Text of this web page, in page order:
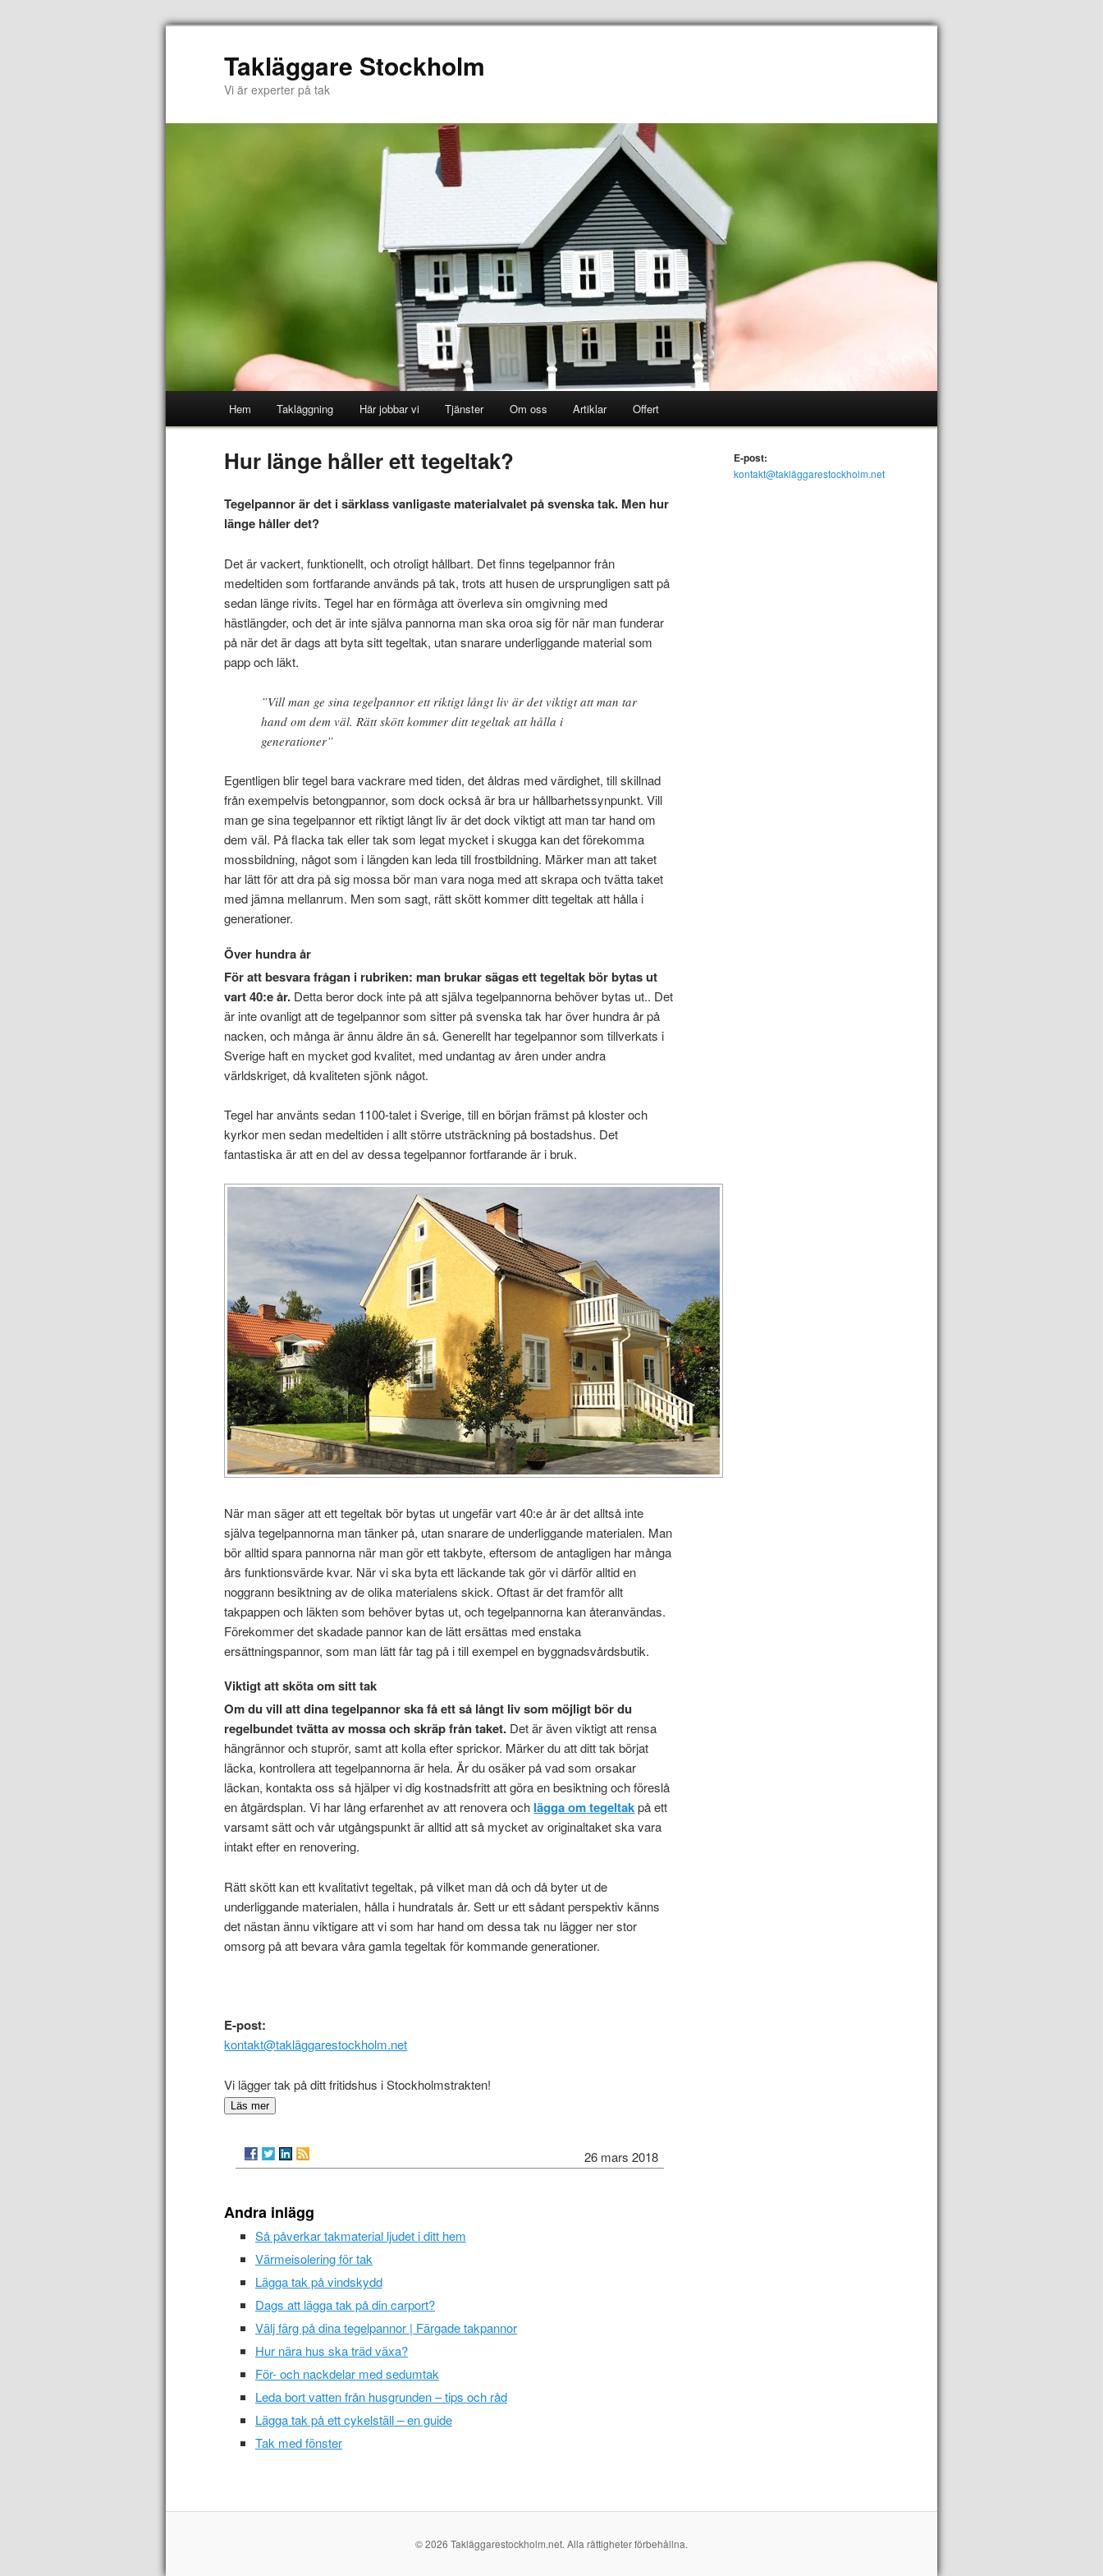
Takläggare Stockholm
Vi är experter på tak
Hem Takläggning Här jobbar vi Tjänster Om oss Artiklar Offert
Hur länge håller ett tegeltak?
Tegelpannor är det i särklass vanligaste materialvalet på svenska tak. Men hur
länge håller det?
Det är vackert, funktionellt, och otroligt hållbart. Det finns tegelpannor från
medeltiden som fortfarande används på tak, trots att husen de ursprungligen satt på
sedan länge rivits. Tegel har en förmåga att överleva sin omgivning med
hästlängder, och det är inte själva pannorna man ska oroa sig för när man funderar
på när det är dags att byta sitt tegeltak, utan snarare underliggande material som
papp och läkt.
”Vill man ge sina tegelpannor ett riktigt långt liv är det viktigt att man tar
hand om dem väl. Rätt skött kommer ditt tegeltak att hålla i
generationer”
Egentligen blir tegel bara vackrare med tiden, det åldras med värdighet, till skillnad
från exempelvis betongpannor, som dock också är bra ur hållbarhetssynpunkt. Vill
man ge sina tegelpannor ett riktigt långt liv är det dock viktigt att man tar hand om
dem väl. På flacka tak eller tak som legat mycket i skugga kan det förekomma
mossbildning, något som i längden kan leda till frostbildning. Märker man att taket
har lätt för att dra på sig mossa bör man vara noga med att skrapa och tvätta taket
med jämna mellanrum. Men som sagt, rätt skött kommer ditt tegeltak att hålla i
generationer.
Över hundra år
För att besvara frågan i rubriken: man brukar sägas ett tegeltak bör bytas ut
vart 40:e år. Detta beror dock inte på att själva tegelpannorna behöver bytas ut.. Det
är inte ovanligt att de tegelpannor som sitter på svenska tak har över hundra år på
nacken, och många är ännu äldre än så. Generellt har tegelpannor som tillverkats i
Sverige haft en mycket god kvalitet, med undantag av åren under andra
världskriget, då kvaliteten sjönk något.
Tegel har använts sedan 1100-talet i Sverige, till en början främst på kloster och
kyrkor men sedan medeltiden i allt större utsträckning på bostadshus. Det
fantastiska är att en del av dessa tegelpannor fortfarande är i bruk.
När man säger att ett tegeltak bör bytas ut ungefär vart 40:e år är det alltså inte
själva tegelpannorna man tänker på, utan snarare de underliggande materialen. Man
bör alltid spara pannorna när man gör ett takbyte, eftersom de antagligen har många
års funktionsvärde kvar. När vi ska byta ett läckande tak gör vi därför alltid en
noggrann besiktning av de olika materialens skick. Oftast är det framför allt
takpappen och läkten som behöver bytas ut, och tegelpannorna kan återanvändas.
Förekommer det skadade pannor kan de lätt ersättas med enstaka
ersättningspannor, som man lätt får tag på i till exempel en byggnadsvårdsbutik.
Viktigt att sköta om sitt tak
Om du vill att dina tegelpannor ska få ett så långt liv som möjligt bör du
regelbundet tvätta av mossa och skräp från taket. Det är även viktigt att rensa
hängrännor och stuprör, samt att kolla efter sprickor. Märker du att ditt tak börjat
läcka, kontrollera att tegelpannorna är hela. Är du osäker på vad som orsakar
läckan, kontakta oss så hjälper vi dig kostnadsfritt att göra en besiktning och föreslå
en åtgärdsplan. Vi har lång erfarenhet av att renovera och lägga om tegeltakpå ett
varsamt sätt och vår utgångspunkt är alltid att så mycket av originaltaket ska vara
intakt efter en renovering.
Rätt skött kan ett kvalitativt tegeltak, på vilket man då och då byter ut de
underliggande materialen, hålla i hundratals år. Sett ur ett sådant perspektiv känns
det nästan ännu viktigare att vi som har hand om dessa tak nu lägger ner stor
omsorg på att bevara våra gamla tegeltak för kommande generationer.
E-post:
kontakt@takläggarestockholm.net
Vi lägger tak på ditt fritidshus i Stockholmstrakten!
Läs mer
26 mars 2018
Andra inlägg
Så påverkar takmaterial ljudet i ditt hem
Värmeisolering för tak
Lägga tak på vindskydd
Dags att lägga tak på din carport?
Välj färg på dina tegelpannor | Färgade takpannor
Hur nära hus ska träd växa?
För- och nackdelar med sedumtak
Leda bort vatten från husgrunden – tips och råd
Lägga tak på ett cykelställ – en guide
Tak med fönster
E-post:
kontakt@takläggarestockholm.net
© 2026 Takläggarestockholm.net. Alla rättigheter förbehållna.